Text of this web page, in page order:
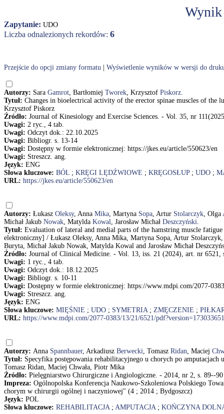
Zapytanie: UDO
Liczba odnalezionych rekordów: 6
Przejście do opcji zmiany formatu Wyświetlenie wyników w wersji do
Autorzy: Sara Gamrot, Bartłomiej Tworek, Krzysztof Piskorz.
Tytuł: Changes in bioelectrical activity of the erector spinae muscles of the
Krzysztof Piskorz
Źródło: Journal of Kinesiology and Exercise Sciences. - Vol. 35, nr
Uwagi: 2 ryc., 4 tab.
Uwagi: Odczyt dok.: 22.10.2025
Uwagi: Bibliogr. s. 13-14
Uwagi: Dostępny w formie elektronicznej: https://jkes.eu/article/550623/en
Uwagi: Streszcz. ang.
Język: ENG
Słowa kluczowe: BÓL ; KRĘGI LĘDŹWIOWE ; KRĘGOSŁUP; UDO ;
URL: https://jkes.eu/article/550623/en
Autorzy: Łukasz Oleksy, Anna Mika, Martyna Sopa, Artur Stolarczyk, Olga
Michał Jakub Nowak, Matylda Kowal, Jarosław Michał Deszczyński.
Tytuł: Evaluation of lateral and medial parts of the hamstring muscle
elektroniczny] / Łukasz Oleksy, Anna Mika, Martyna Sopa, Artur Stolarczyk,
Buryta, Michał Jakub Nowak, Matylda Kowal and Jarosław Michał
Źródło: Journal of Clinical Medicine. - Vol. 13, iss. 21 (2024), art. nr 6521,
Uwagi: 1 ryc., 4 tab.
Uwagi: Odczyt dok.: 18.12.2025
Uwagi: Bibliogr. s. 10-11
Uwagi: Dostępny w formie elektronicznej: https://www.mdpi.com/2077-
Uwagi: Streszcz. ang.
Język: ENG
Słowa kluczowe: MIĘŚNIE ; UDO ; SYMETRIA; ZMĘCZENIE ;
URL: https://www.mdpi.com/2077-0383/13/21/6521/
Autorzy: Anna Spannbauer, Arkadiusz Berwecki, Tomasz Ridan, Maciej
Tytuł: Specyfika postępowania rehabilitacyjnego u chorych po
Tomasz Ridan, Maciej Chwała, Piotr Mika
Źródło: Pielęgniarstwo Chirurgiczne i Angiologiczne. - 2014, nr 2, s. 89--90
Impreza: Ogólnopolska Konferencja Naukowo-Szkoleniowa Polskiego
chorym w chirurgii ogólnej i naczyniowej" (4 ; 2014 ; Bydgoszcz)
Język: POL
Słowa kluczowe: REHABILITACJA; AMPUTACJA; KOŃCZYNA